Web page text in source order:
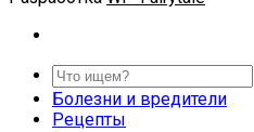
Болезни и вредители
Рецепты